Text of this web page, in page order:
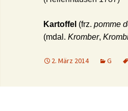
Kartoffel (frz. pomme
(mdal. Kromber,
2. März 2014 G